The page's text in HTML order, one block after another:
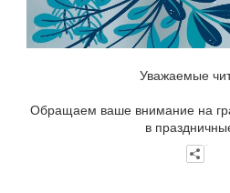
Уважаемые
Обращаем ваше внимание на
в